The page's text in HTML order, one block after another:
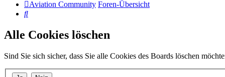
Aviation Community Foren-Übersicht
Suche
Alle Cookies löschen
Sind Sie sich sicher, dass Sie alle Cookies des Boards löschen